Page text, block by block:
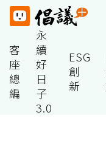
客
座
總
編
永
續
好
日
子
3.0
ESG
創
新